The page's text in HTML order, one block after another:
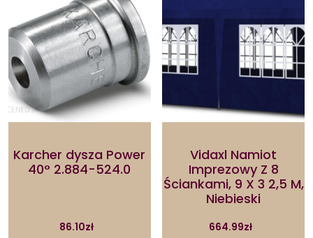
Karcher dysza Power
40° 2.884-524.0
86.10zł
Vidaxl Namiot
Imprezowy Z 8
Ściankami, 9 X 3 2,5 M,
Niebieski
664.99zł